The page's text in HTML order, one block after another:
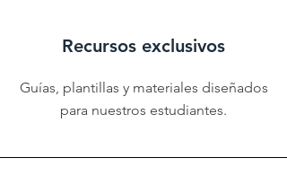
Recursos exclusivos
Guías, plantillas y materiales diseñados
para nuestros estudiantes.